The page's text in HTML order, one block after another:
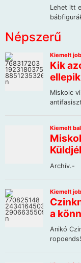
Népszerű